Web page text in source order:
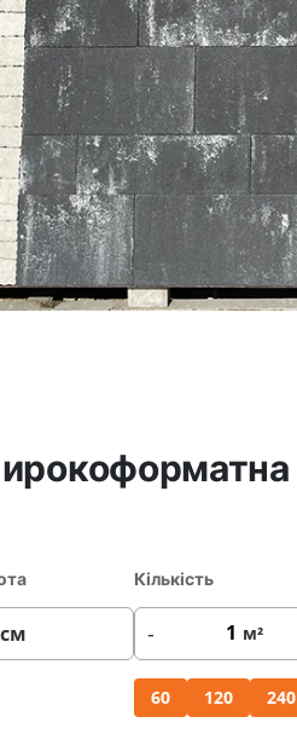
Кількість
- м²
60 120 240